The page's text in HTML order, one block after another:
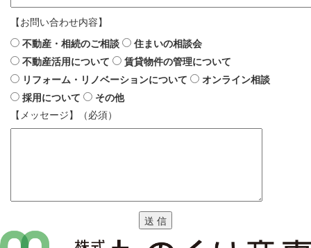
【お問い合わせ内容】
不動産・相続のご相談
住まいの相談会
不動産活用について
賃貸物件の管理について
リフォーム・リノベーションについて
オンライン相談
採用について
その他
【メッセージ】（必須）